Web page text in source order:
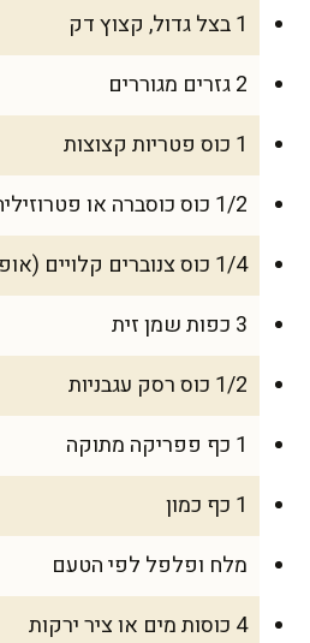
1 בצל גדול, קצוץ דק
2 גזרים מגוררים
1 כוס פטריות קצוצות
1/2 כוס כוסברה או פטרוזיליה קצוצה
1/4 כוס צנוברים קלויים (אופציונלי)
3 כפות שמן זית
1/2 כוס רסק עגבניות
1 כף פפריקה מתוקה
1 כף כמון
מלח ופלפל לפי הטעם
4 כוסות מים או ציר ירקות